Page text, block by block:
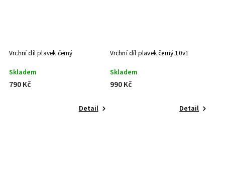
Vrchní díl plavek černý
Skladem
790 Kč
Detail
Vrchní díl plavek černý 10v1
Skladem
990 Kč
Detail